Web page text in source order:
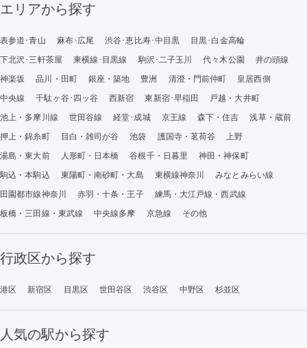
エリアから探す
表参道･青山 麻布･広尾 渋谷･恵比寿･中目黒
目黒･白金高輪
下北沢･三軒茶屋
東横線･目黒線 駒沢･二子玉川 代々木公園
井の頭線
神楽坂
品川・田町 銀座・築地 豊洲 清澄・門前仲町
皇居西側
中央線
千駄ヶ谷･四ッ谷 西新宿 東新宿･早稲田
戸越・大井町
池上・多摩川線
世田谷線 経堂･成城 京王線 森下・住吉
浅草・蔵前
押上・錦糸町
目白・雑司が谷 池袋 護国寺・茗荷谷
上野
湯島・東大前
人形町・日本橋 谷根千・日暮里
神田・神保町
駒込・本駒込
東陽町・南砂町・大島 東横線神奈川
みなとみらい線
田園都市線神奈川
赤羽・十条・王子
練馬・大江戸線・西武線
板橋・三田線・東武線
中央線多摩 京急線 その他
行政区から探す
港区 新宿区 目黒区 世田谷区 渋谷区 中野区 杉並区
人気の駅から探す